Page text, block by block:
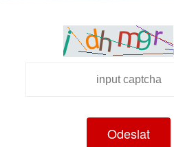
Odeslat